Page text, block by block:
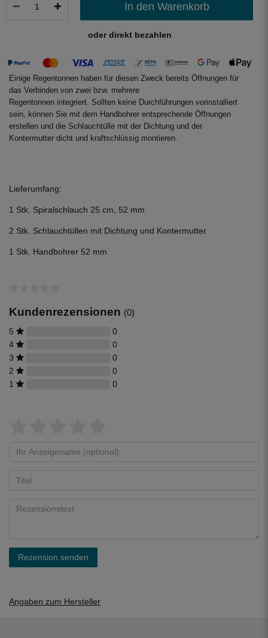
In den Warenkorb
oder direkt bezahlen
Einige Regentonnen haben für diesen Zweck bereits Öffnungen für
das Verbinden von zwei bzw. mehrere
Regentonnen integriert. Sollten keine Durchführungen vorinstalliert
sein, können Sie mit dem Handbohrer entsprechende Öffnungen
erstellen und die Schlauchtülle mit der Dichtung und der
Kontermutter dicht und kraftschlüssig montieren.
Lieferumfang:
1 Stk. Spiralschlauch 25 cm, 52 mm
2 Stk. Schlauchtüllen mit Dichtung und Kontermutter
1 Stk. Handbohrer 52 mm
Kundenrezensionen (0)
5
0
4
0
3
0
2
0
1
0
Rezension senden
Angaben zum Hersteller